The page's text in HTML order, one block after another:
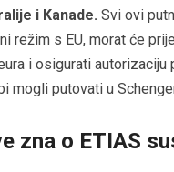
i Kanade. Svi ovi
režim s EU, morat će
i osigurati autorizaciju
mogli putovati u
zna o ETIAS